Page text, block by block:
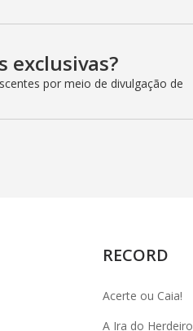
exclusivas?
por meio de divulgação de
RECORD
Acerte ou Caia!
A Ira do Herdeiro